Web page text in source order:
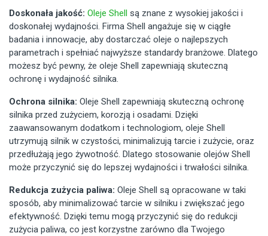
Doskonała jakość: Oleje Shell są znane z wysokiej jakości i
doskonałej wydajności. Firma Shell angażuje się w ciągłe
badania i innowacje, aby dostarczać oleje o najlepszych
parametrach i spełniać najwyższe standardy branżowe. Dlatego
możesz być pewny, że oleje Shell zapewniają skuteczną
ochronę i wydajność silnika.
Ochrona silnika: Oleje Shell zapewniają skuteczną ochronę
silnika przed zużyciem, korozją i osadami. Dzięki
zaawansowanym dodatkom i technologiom, oleje Shell
utrzymują silnik w czystości, minimalizują tarcie i zużycie, oraz
przedłużają jego żywotność. Dlatego stosowanie olejów Shell
może przyczynić się do lepszej wydajności i trwałości silnika.
Redukcja zużycia paliwa: Oleje Shell są opracowane w taki
sposób, aby minimalizować tarcie w silniku i zwiększać jego
efektywność. Dzięki temu mogą przyczynić się do redukcji
zużycia paliwa, co jest korzystne zarówno dla Twojego